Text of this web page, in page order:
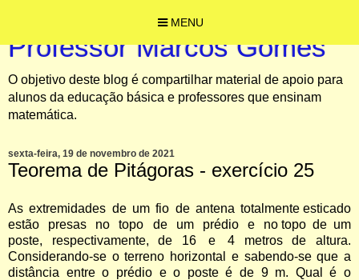
MENU
Professor Marcos Gomes
O objetivo deste blog é compartilhar material de apoio para
alunos da educação básica e professores que ensinam
matemática.
sexta-feira, 19 de novembro de 2021
Teorema de Pitágoras - exercício 25
As extremidades de um fio de antena totalmente esticado
estão
presas no topo de um prédio e no topo de um
poste,
respectivamente, de 16 e 4 metros de
altura.
Considerando-se o terreno horizontal e sabendo-se que a
distância entre o prédio e o poste é de 9 m. Qual é o